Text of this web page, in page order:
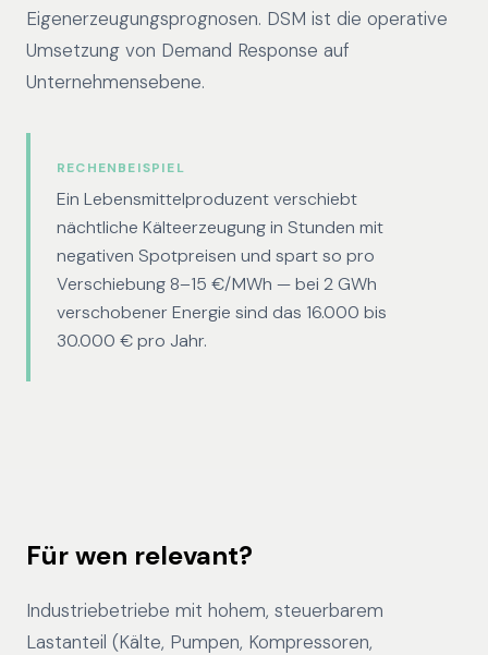
Eigenerzeugungsprognosen. DSM ist die operative
Umsetzung von Demand Response auf
Unternehmensebene.
RECHENBEISPIEL
Ein Lebensmittelproduzent verschiebt
nächtliche Kälteerzeugung in Stunden mit
negativen Spotpreisen und spart so pro
Verschiebung 8–15 €/MWh — bei 2 GWh
verschobener Energie sind das 16.000 bis
30.000 € pro Jahr.
Für wen relevant?
Industriebetriebe mit hohem, steuerbarem
Lastanteil (Kälte, Pumpen, Kompressoren,